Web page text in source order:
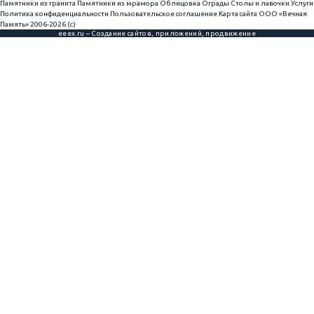
Памятники из гранита Памятники из мрамора Облицовка Ограды Столы и лавочки Услуги
Политика конфиденциальности Пользовательское соглашение Карта сайта ООО «Вечная
Память» 2006-2026 (с)
eeex.ru – Создание сайтов, приложений, продвижение